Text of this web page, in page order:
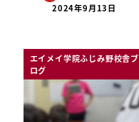
2024年9月13日
エイメイ学院ふじみ野校舎ブ
ログ